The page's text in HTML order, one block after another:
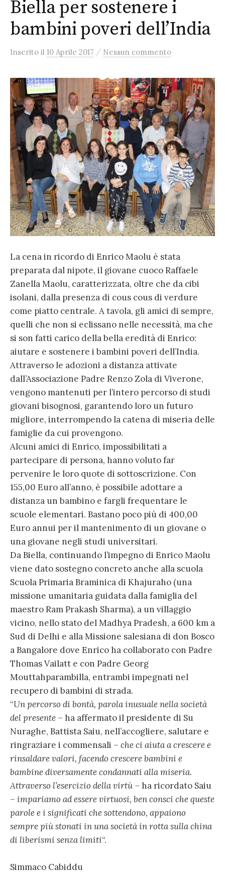
Biella per sostenere i
bambini poveri dell’India
Inserito il 10 Aprile 2017 / Nessun commento
La cena in ricordo di Enrico Maolu è stata
preparata dal nipote, il giovane cuoco Raffaele
Zanella Maolu, caratterizzata, oltre che da cibi
isolani, dalla presenza di cous cous di verdure
come piatto centrale. A tavola, gli amici di sempre,
quelli che non si eclissano nelle necessità, ma che
si son fatti carico della bella eredità di Enrico:
aiutare e sostenere i bambini poveri dell’India.
Attraverso le adozioni a distanza attivate
dall’Associazione Padre Renzo Zola di Viverone,
vengono mantenuti per l’intero percorso di studi
giovani bisognosi, garantendo loro un futuro
migliore, interrompendo la catena di miseria delle
famiglie da cui provengono.
Alcuni amici di Enrico, impossibilitati a
partecipare di persona, hanno voluto far
pervenire le loro quote di sottoscrizione. Con
155,00 Euro all’anno, è possibile adottare a
distanza un bambino e fargli frequentare le
scuole elementari. Bastano poco più di 400,00
Euro annui per il mantenimento di un giovane o
una giovane negli studi universitari.
Da Biella, continuando l’impegno di Enrico Maolu
viene dato sostegno concreto anche alla scuola
Scuola Primaria Braminica di Khajuraho (una
missione umanitaria guidata dalla famiglia del
maestro Ram Prakash Sharma), a un villaggio
vicino, nello stato del Madhya Pradesh, a 600 km a
Sud di Delhi e alla Missione salesiana di don Bosco
a Bangalore dove Enrico ha collaborato con Padre
Thomas Vailatt e con Padre Georg
Mouttahparambilla, entrambi impegnati nel
recupero di bambini di strada.
“Un percorso di bontà, parola inusuale nella società
del presente – ha affermato il presidente di Su
Nuraghe, Battista Saiu, nell’accogliere, salutare e
ringraziare i commensali – che ci aiuta a crescere e
rinsaldare valori, facendo crescere bambini e
bambine diversamente condannati alla miseria.
Attraverso l’esercizio della virtù – ha ricordato Saiu
– impariamo ad essere virtuosi, ben consci che queste
parole e i significati che sottendono, appaiono
sempre più stonati in una società in rotta sulla china
di liberismi senza limiti“.
Simmaco Cabiddu